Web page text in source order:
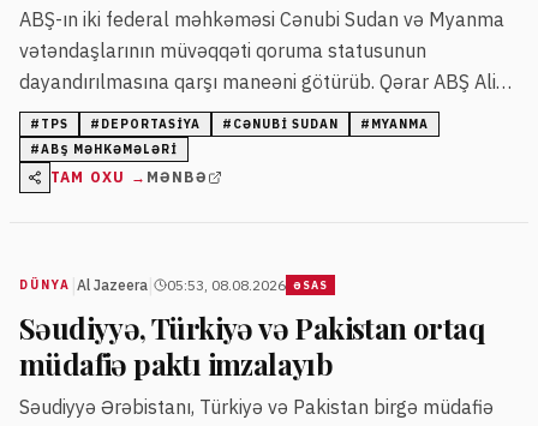
ABŞ-ın iki federal məhkəməsi Cənubi Sudan və Myanma
vətəndaşlarının müvəqqəti qoruma statusunun
dayandırılmasına qarşı maneəni götürüb. Qərar ABŞ Ali
Məhkəməsinin oxşar işlərdə verdiyi qərarlara əsaslanır.
# TPS # DEPORTASIYA # CƏNUBI SUDAN # MYANMA
#ABŞ MƏHKƏMƏLƏRI
TAM OXU → MƏNBƏ
DÜNYA Al Jazeera 05:53, 08.08.2026 ƏSAS
Səudiyyə, Türkiyə və Pakistan ortaq
müdafiə paktı imzalayıb
Səudiyyə Ərəbistanı, Türkiyə və Pakistan birgə müdafiə